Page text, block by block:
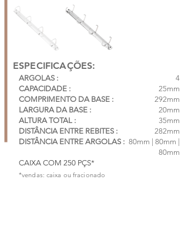
ESPECIFICAÇÕES:
ARGOLAS :
CAPACIDADE :
COMPRIMENTO DA BASE :
LARGURA DA BASE :
ALTURA TOTAL :
DISTÂNCIA ENTRE REBITES :
DISTÂNCIA ENTRE ARGOLAS :
4
25mm
292mm
20mm
35mm
282mm
80mm | 80mm |
80mm
CAIXA COM 250 PÇS*
*vendas: caixa ou fracionado